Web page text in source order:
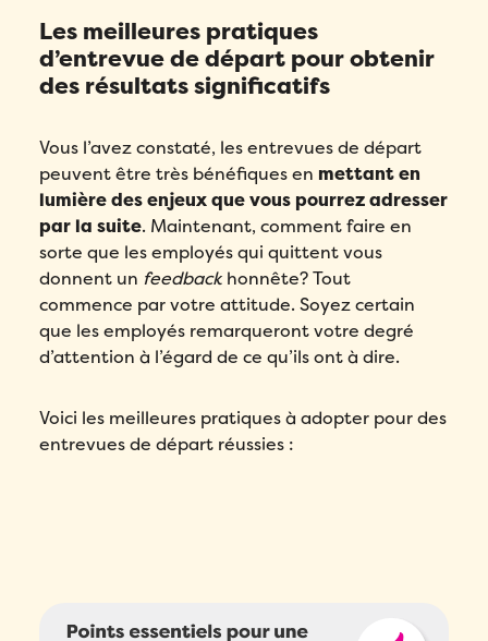
Les meilleures pratiques
d’entrevue de départ pour obtenir
des résultats significatifs
Vous l’avez constaté, les entrevues de départ
peuvent être très bénéfiques en mettant en
lumière des enjeux que vous pourrez adresser
par la suite. Maintenant, comment faire en
sorte que les employés qui quittent vous
donnent un feedback honnête? Tout
commence par votre attitude. Soyez certain
que les employés remarqueront votre degré
d’attention à l’égard de ce qu’ils ont à dire.
Voici les meilleures pratiques à adopter pour des
entrevues de départ réussies :
Remplissez ce formulaire pour réserver
votre démo personnalisée!
Prénom *
Nom *
Téléphone *
Nombre d'employés
Remplissez ce formulaire pour réserver
votre place!
Email *
Remplissez le formulaire ci-dessous
pour obtenir votre audit personnalisé!
Prénom *